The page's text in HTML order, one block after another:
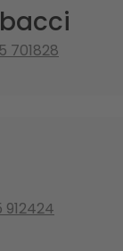
701828
912424